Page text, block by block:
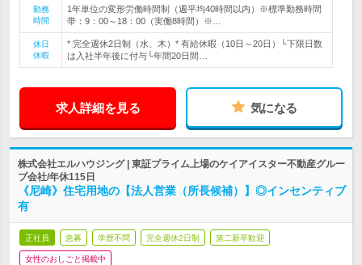
勤務
時間
1年単位の変形労働時間制（週平均40時間以内）※標準勤務時間
帯：9：00～18：00（実働8時間）※…
休日
休暇
* 完全週休2日制（水、木）* 有給休暇（10日～20日）└下限日数
は入社半年後に付与└年間20日間…
求人詳細を見る 気になる
株式会社エルハウジング | 東証プライム上場のケイアイスター不動産グルー
プ会社/年休115日
《尼崎》住宅用地の【法人営業（所長候補）】◎インセンティブ
有
正社員 急募 学歴不問 完全週休2日制 第二新卒歓迎
女性のおしごと掲載中